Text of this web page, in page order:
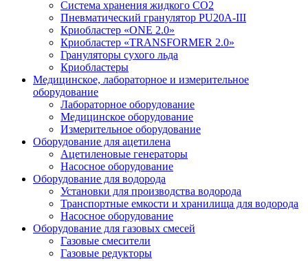
Система хранения жидкого CO2
Пневматический гранулятор PU20A-III
Криобластер «ONE 2.0»
Криобластер «TRANSFORMER 2.0»
Грануляторы сухого льда
Криобластеры
Медицинское, лабораторное и измерительное
оборудование
Лабораторное оборудование
Медицинское оборудование
Измерительное оборудование
Оборудование для ацетилена
Ацетиленовые генераторы
Насосное оборудование
Оборудование для водорода
Установки для производства водорода
Транспортные емкости и хранилища для водорода
Насосное оборудование
Оборудование для газовых смесей
Газовые смесители
Газовые редукторы